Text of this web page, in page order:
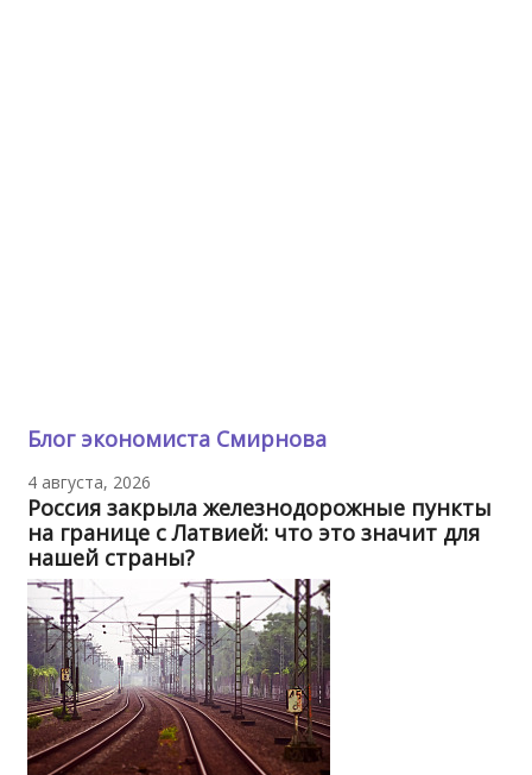
Блог экономиста Смирнова
4 августа, 2026
Россия закрыла железнодорожные пункты
на границе с Латвией: что это значит для
нашей страны?